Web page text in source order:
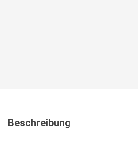
Beschreibung